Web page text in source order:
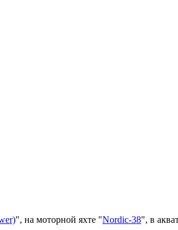
", на моторной яхте "Nordic-38", в